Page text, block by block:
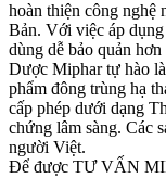
hoàn thiện công
Bản. Với việc áp
dùng dễ bảo quản
Dược Miphar tự hào
phẩm đông trùng hạ
cấp phép dưới dạng
chứng lâm sàng. Các
người Việt.
Để được TƯ VẤN